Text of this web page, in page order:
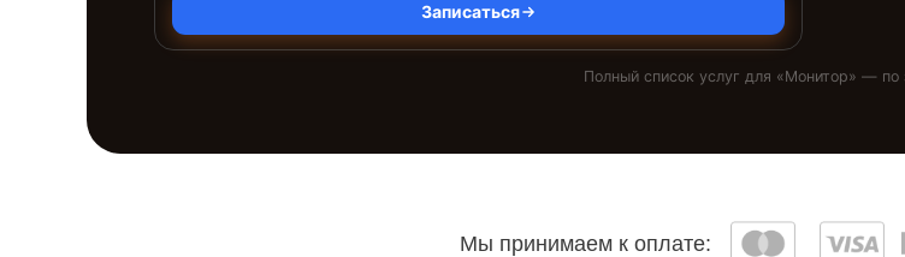
Записаться
Полный список услуг для «Монитор» — по
Мы принимаем к оплате: